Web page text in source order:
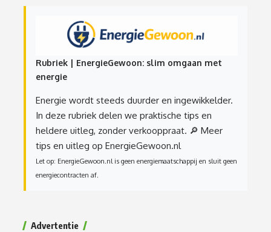
Rubriek | EnergieGewoon: slim omgaan met
energie
Energie wordt steeds duurder en ingewikkelder.
In deze rubriek delen we praktische tips en
heldere uitleg, zonder verkooppraat. 🔎 Meer
tips en uitleg op EnergieGewoon.nl
Let op: EnergieGewoon.nl is geen energiemaatschappij en sluit geen
energiecontracten af.
Advertentie